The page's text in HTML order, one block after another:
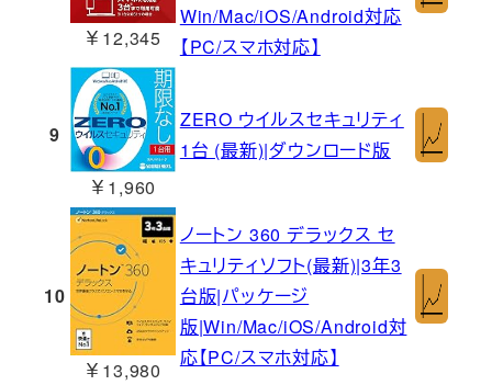
￥12,345
Win/Mac/iOS/Android対応
【PC/スマホ対応】
9
￥1,960
ZERO ウイルスセキュリティ
1台 (最新)|ダウンロード版
10
￥13,980
ノートン 360 デラックス セ
キュリティソフト(最新)|3年3
台版|パッケージ
版|Win/Mac/iOS/Android対
応【PC/スマホ対応】